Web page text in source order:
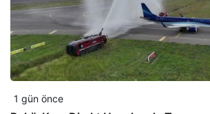
1 gün önce